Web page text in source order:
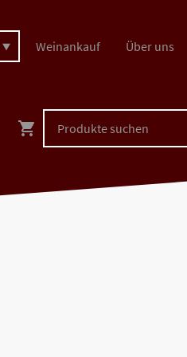
Weinankauf Über uns